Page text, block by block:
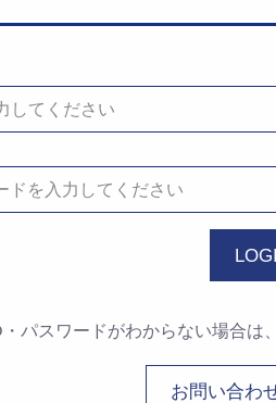
パスワードがわからない場合は
お問い合わ